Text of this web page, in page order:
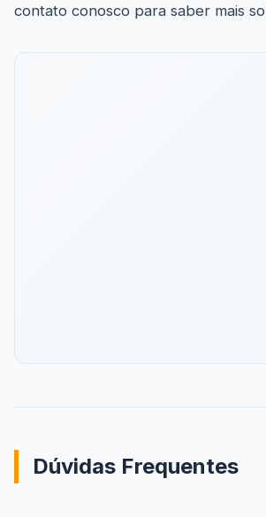
contato conosco para saber mais
Dúvidas Frequentes